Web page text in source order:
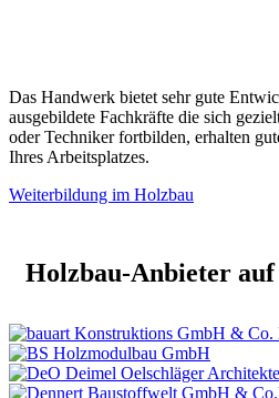
Das Handwerk bietet sehr gute
ausgebildete Fachkräfte die sich
oder Techniker fortbilden, erhalten
Ihres Arbeitsplatzes.
Weiterbildung im Holzbau
Holzbau-Anbieter